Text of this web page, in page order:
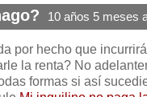
10 años 5 meses
por hecho que
la renta? No
formas si así